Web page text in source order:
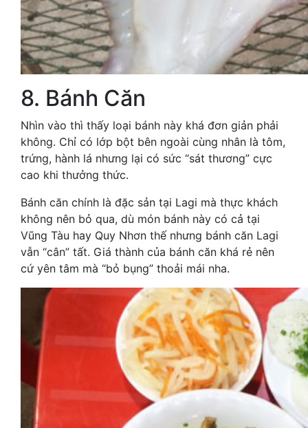
8. Bánh Căn
Nhìn vào thì thấy loại bánh này khá đơn giản phải
không. Chỉ có lớp bột bên ngoài cùng nhân là tôm,
trứng, hành lá nhưng lại có sức “sát thương” cực
cao khi thưởng thức.
Bánh căn chính là đặc sản tại Lagi mà thực khách
không nên bỏ qua, dù món bánh này có cả tại
Vũng Tàu hay Quy Nhơn thế nhưng bánh căn Lagi
vẫn “cân” tất. Giá thành của bánh căn khá rẻ nên
cứ yên tâm mà “bỏ bụng” thoải mái nha.